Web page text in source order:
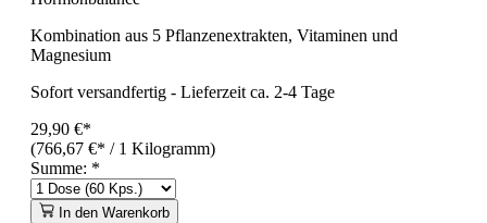
Kombination aus 5 Pflanzenextrakten, Vitaminen und
Magnesium
Sofort versandfertig - Lieferzeit ca. 2-4 Tage
29,90 €*
(766,67 €* / 1 Kilogramm)
Summe: *
In den Warenkorb